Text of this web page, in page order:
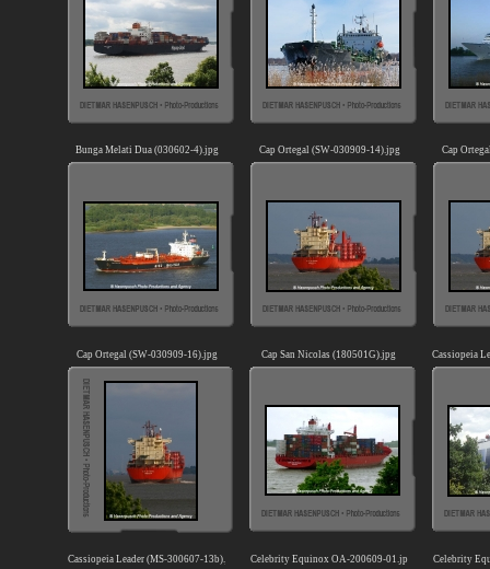
Bunga Melati Dua (030602-4).jpg Cap Ortegal (SW-030909-14).jpg Cap
Cap Ortegal (SW-030909-16).jpg Cap San Nicolas (180501G).jpg Cassiopeia
Cassiopeia Leader (MS-300607-13b).jpg Celebrity Equinox OA-200609-01.jpg Celebrity